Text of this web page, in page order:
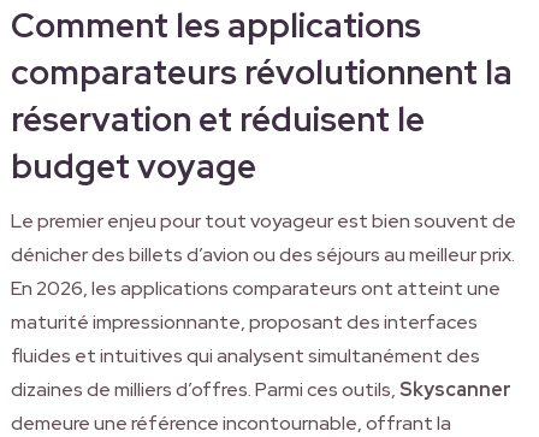
Comment les applications
comparateurs révolutionnent la
réservation et réduisent le
budget voyage
Le premier enjeu pour tout voyageur est bien souvent de
dénicher des billets d’avion ou des séjours au meilleur prix.
En 2026, les applications comparateurs ont atteint une
maturité impressionnante, proposant des interfaces
fluides et intuitives qui analysent simultanément des
dizaines de milliers d’offres. Parmi ces outils,Skyscanner
demeure une référence incontournable, offrant la